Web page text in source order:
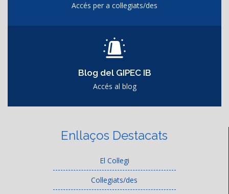
Accés per a col·legiats/des
Blog del GIPEC IB
Accés al blog
Enllaços Destacats
El Col·legi
Col·legiats/des